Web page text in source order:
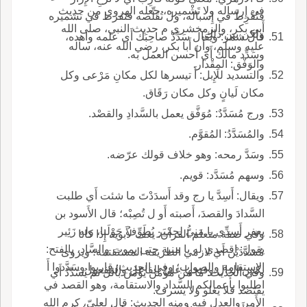
في إِرساله ولا تَشْميره، جعله الهروي من حديث
أَبي بكر، والزمخشري م حديث النبي، صلى الله
عليه وسلم، وأَن أَبا بكر، رضي الله عنه، سأَله
والوَفْق: المِقْدار.
فَتُفْرِطَ في إِسباله، ول تُقَلِّصه فتفرط في تشميره
ولكن بين ذلك.
قال شمر: ويقال سَدِّدْ صاحِبَك أَي علمه واهده،
وسَدِّد مالك أَي أَحسن العمل به.
والتسديد للإِبل: أَ تيسرها لكل مكانِ مَرْعى وكل
مكان لَيانٍ وكل مكان رَقَاق.
ورج مُسَدَّدٌ: مُوَفَّق يعمل بالسَّدادِ والقصْد.
والمُسَدَّدُ: المُقوَّم.
وسَدَّ رمحه: وهو خلاف قولك عرّضه.
وسهم مُسَدَّد: قويم.
ويقال: أَسِدَّ يا رج وقد أَسدَدْتَ ما شئت أَي طلبت
السَّدادَ والقصدَ، أَصبته أَو ل تُصِبْه؛ قال الأَسود بن
يعفر أَسِدِّي يا مَنِيُّ لِحِمْيَر يُطَوِّفُ حَوْلَنا، وله زَئِير
يقول: اقصدي له يا منية حتى يموت والسَّاد، بالفتح:
الاستقامة والصواب؛ وفي الحديث: قاربوا وسَدَّدوا أَ
اطلبوا بأَعمالكم السَّداد والاستقامة، وهو القصد في
الأَمر والعدل فيه ومنه الحديث: قال لعليّ، كرم الله
وفي صفة متعلم القرآن: يغف لأَبويه إِذا كانا
مُسَدَّدَيْن أَي لازمي الطريقة المستقتمة؛ ويروى
بكس الدال وفتحها على الفاعل والمفعول.
وفي الحديث: ما من مؤْمن يؤْمن بالل ثم يُسَدِّدُ أَي
يقتصد فلا يغلو ولا يسرف.